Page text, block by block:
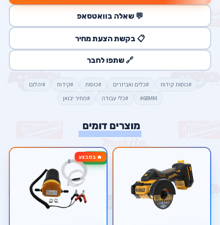
💬 שאלה בוואטסאפ
📋 בקשת הצעת מחיר
🔗 שתפו לחבר
#כוסות קידוח #כלים ואביזרים #כוסות #קידוח
#יהלום
#68MM
#כלי עבודה #מחיר יבואן
מוצרים דומים
🔥 במבצע-50%